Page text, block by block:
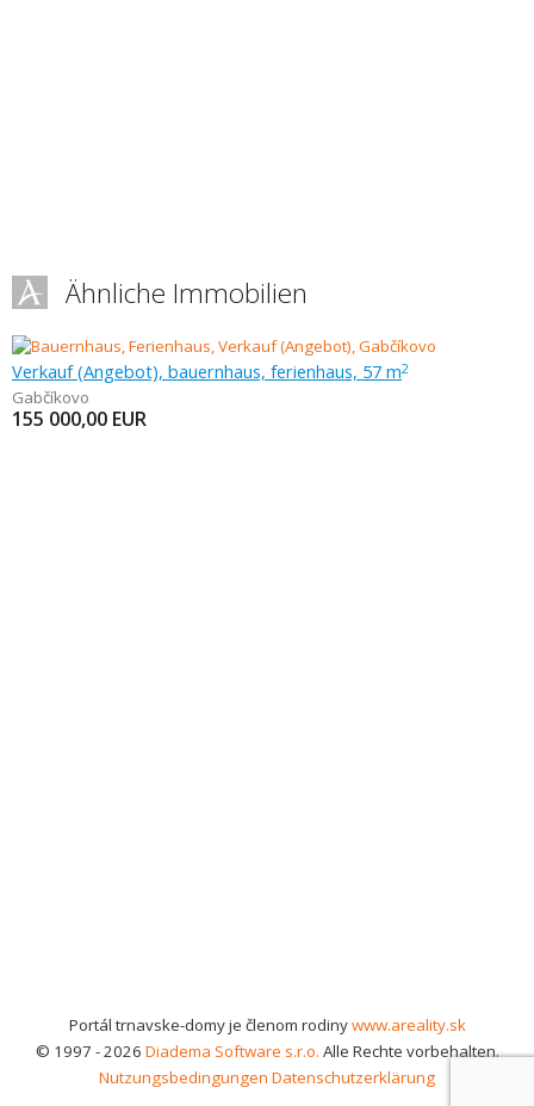
Ähnliche Immobilien
Verkauf (Angebot), bauernhaus, ferienhaus, 57 m2
Gabčíkovo
155 000,00 EUR
Portál trnavske-domy je členom rodinywww.areality.sk
© 1997 - 2026 Diadema Software s.r.o. Alle Rechte vorbehalten.
Nutzungsbedingungen Datenschutzerklärung